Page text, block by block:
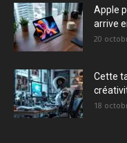
Apple
arrive
20
Cette
18